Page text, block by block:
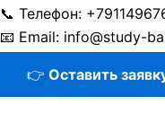
📞 Телефон:
📧 Email: info@study-
👉 Оставить